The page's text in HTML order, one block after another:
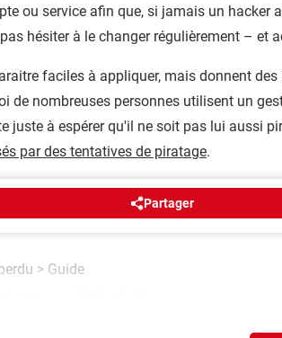
ou service afin que, si jamais un hacker
hésiter à le changer régulièrement – et
faciles à appliquer, mais donnent
de nombreuses personnes utilisent un
juste à espérer qu'il ne soit pas lui aussi
par des tentatives de piratage.
Partager
> Guide